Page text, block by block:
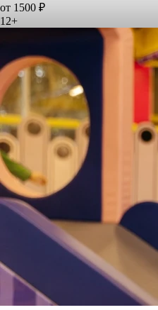
от 1500 ₽
12+